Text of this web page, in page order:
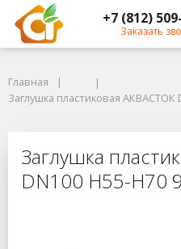
+7 (812)
Заказать
Заглушка пластиковая АКВАСТОК
Заглушка
Главная
Заглушка пластиковая АКВАСТОК
Заглушка
DN100 Н55-H70